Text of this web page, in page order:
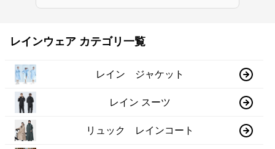
レインウェア カテゴリ一覧
レイン ジャケット
レイン スーツ
リュック レインコート